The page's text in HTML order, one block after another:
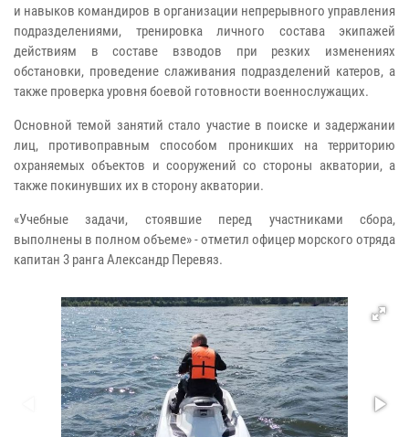
и навыков командиров в организации непрерывного управления
подразделениями, тренировка личного состава экипажей
действиям в составе взводов при резких изменениях
обстановки, проведение слаживания подразделений катеров, а
также проверка уровня боевой готовности военнослужащих.
Основной темой занятий стало участие в поиске и задержании
лиц, противоправным способом проникших на территорию
охраняемых объектов и сооружений со стороны акватории, а
также покинувших их в сторону акватории.
«Учебные задачи, стоявшие перед участниками сбора,
выполнены в полном объеме» - отметил офицер морского отряда
капитан 3 ранга Александр Перевяз.